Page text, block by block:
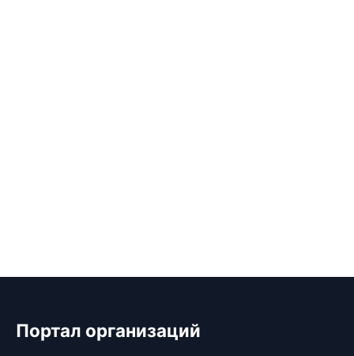
Портал организаций